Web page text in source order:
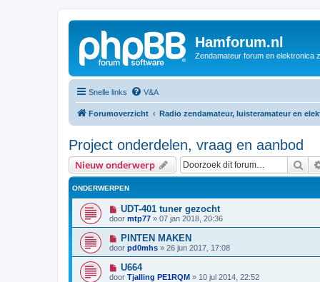
Hamforum.nl
Zendamateur forum en elektronica
Snelle links V&A
Forumoverzicht Radio zendamateur, luisteramateur en
Project onderdelen, vraag en aanbod
Nieuw onderwerp
ONDERWERPEN
UDT-401 tuner gezocht
door mtp77 » 07 jan 2018, 20:36
PINTEN MAKEN
door pd0mhs » 26 jun 2017, 17:08
U664
door Tjalling PE1RQM » 10 jul 2014, 22:52